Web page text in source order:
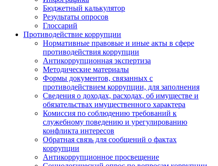
Бюджетный калькулятор
Результаты опросов
Глоссарий
Противодействие коррупции
Нормативные правовые и иные акты в сфере
противодействия коррупции
Антикоррупционная экспертиза
Методические материалы
Формы документов, связанных с
противодействием коррупции, для заполнения
Сведения о доходах, расходах, об имуществе и
обязательствах имущественного характера
Комиссия по соблюдению требований к
служебному поведению и урегулированию
конфликта интересов
Обратная связь для сообщений о фактах
коррупции
Антикоррупционное просвещение